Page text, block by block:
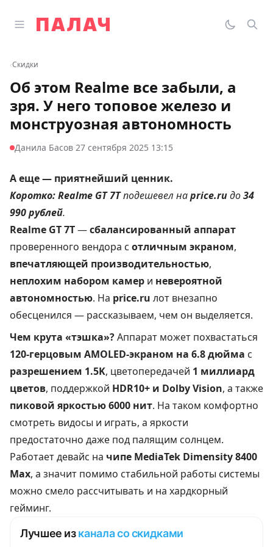
Открыть главное меню
Палач
‹Скидки
Об этом Realme все забыли, а
зря. У него топовое железо и
монструозная автономность
Данила Басов·27 сентября 2025 13:15
А еще — приятнейший ценник.
Коротко:Realme GT 7Tподешевел наprice.ruдо34
990 рублей.
Realme GT 7T—сбалансированный аппарат
проверенного вендора с отличным экраном,
впечатляющей производительностью,
неплохим набором камер и невероятной
автономностью. На price.ru лот внезапно
обесценился — рассказываем, чем он выделяется.
Чем крута «тэшка»?Аппарат может похвастаться
120-герцовым AMOLED-экраном на 6.8 дюйма с
разрешением 1.5K, цветопередачей 1 миллиард
цветов, поддержкой HDR10+ и Dolby Vision, а также
пиковой яркостью 6000 нит. На таком комфортно
смотреть видосы и играть, а яркости
предостаточно даже под палящим солнцем.
Работает девайс на чипе MediaTek Dimensity 8400
Max, а значит помимо стабильной работы системы
можно смело рассчитывать и на хардкорный
гейминг.
Лучшее изканала со скидками